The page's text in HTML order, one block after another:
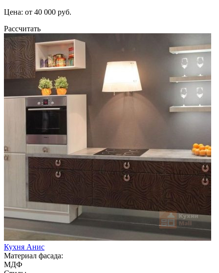
Цена: от 40 000 руб.
Рассчитать
Кухня Анис
Материал фасада:
МДФ